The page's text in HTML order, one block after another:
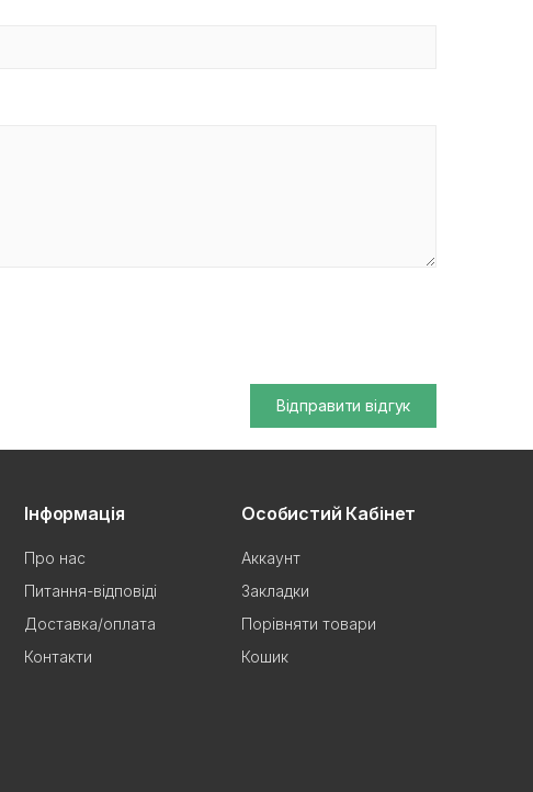
Відправити відгук
Інформація
Про нас
Питання-відповіді
Доставка/оплата
Контакти
Особистий Кабінет
Аккаунт
Закладки
Порівняти товари
Кошик